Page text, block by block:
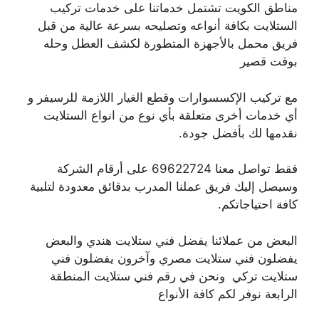
مناطق الكويت تشتمل خدماتنا على خدمات تركيب
الستلايت بكافة أنواعه وتصليحه بسرعة عالية من قبل
فريق محمل بالأجهزة المتطورة لكشف العطل وحله
بوقت قصير
مع تركيب الإكسسوارات وقطع الغيار اللازمة للرسيفر و
أي خدمات أخرى متعلقة بأي نوع من انواع الستلايت
نقدمها لك بأفضل جودة.
فقط تواصل معنا 69622724 على أرقام الشركة
وسيصل إليك فريق عملنا المدرب بدقائق معدودة لتلبية
كافة احتياجاتكم.
البعض من عملائنا يفضل فني ستلايت هندي والبعض
يفضلون فني ستلايت مصري وآخرون يفضلون فني
ستلايت تركي ونحن في رقم فني ستلايت المنطقة
الرابعة نوفر لكم كافة الأنواع